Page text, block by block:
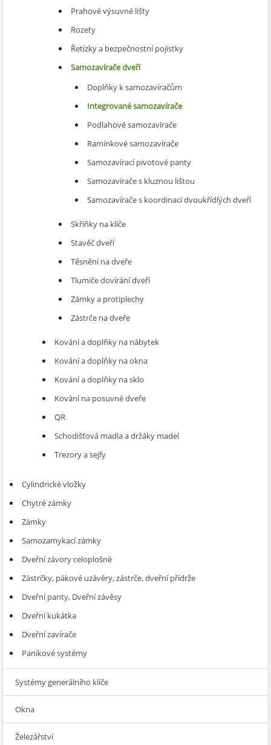
Prahové výsuvné lišty
Rozety
Řetízky a bezpečnostní pojistky
Samozavírače dveří
Doplňky k samozavíračům
Integrované samozavírače
Podlahové samozavírače
Ramínkové samozavírače
Samozavírací pivotové panty
Samozavírače s kluznou lištou
Samozavírače s koordinací dvoukřídlých dveří
Skříňky na klíče
Stavěč dveří
Těsnění na dveře
Tlumiče dovírání dveří
Zámky a protiplechy
Zástrče na dveře
Kování a doplňky na nábytek
Kování a doplňky na okna
Kování a doplňky na sklo
Kování na posuvné dveře
QR
Schodišťová madla a držáky madel
Trezory a sejfy
Cylindrické vložky
Chytré zámky
Zámky
Samozamykací zámky
Dveřní závory celoplošné
Zástrčky, pákové uzávěry, zástrče, dveřní přídrže
Dveřní panty, Dveřní závěsy
Dveřní kukátka
Dveřní zavírače
Panikové systémy
Systémy generálního klíče
Okna
Železářství